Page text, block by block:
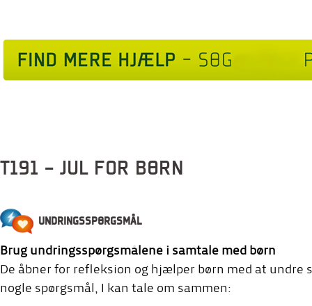
T191 - JUL FOR BØRN
UNDRINGSSPØRGSMÅL
Brug undringsspørgsmålene i samtale med børn
De åbner for refleksion og hjælper børn med at undre
nogle spørgsmål, I kan tale om sammen: